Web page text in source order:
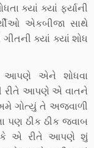
ક્યાં ક્યાં ફર્યાની
એકબીજા સાથે
ક્યાં ક્યાં શોધ
આપણે એને શોધવા
રીતે આપણે એ વાતને
ગોત્યું તે અજવાળી
પણ ઠીક ઠીક જવાબ
શકે એ રીતે આપણે શું